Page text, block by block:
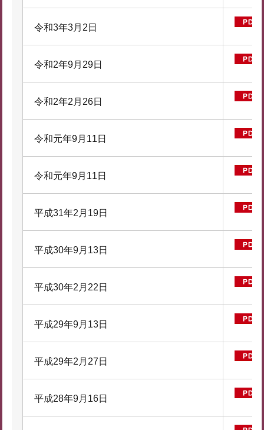
令和3年3月2日
令和2年9月29日
令和2年2月26日
令和元年9月11日
令和元年9月11日
平成31年2月19日
平成30年9月13日
平成30年2月22日
平成29年9月13日
平成29年2月27日
平成28年9月16日